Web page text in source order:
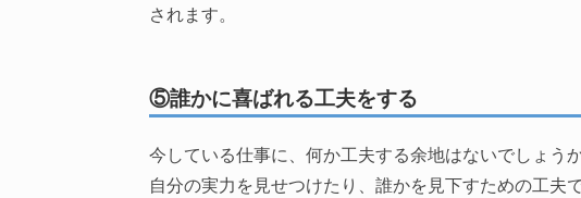
されます。
⑤誰かに喜ばれる工夫をする
今している仕事に、何か工夫する余地はないでしょうか
自分の実力を見せつけたり、誰かを見下すための工夫